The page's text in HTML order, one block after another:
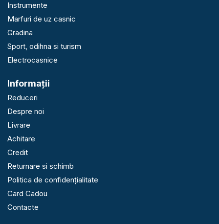
Instrumente
Marfuri de uz casnic
Gradina
Sport, odihna si turism
Electrocasnice
Informaţii
Reduceri
Despre noi
Livrare
Achitare
Credit
Returnare si schimb
Politica de confidențialitate
Card Cadou
Contacte